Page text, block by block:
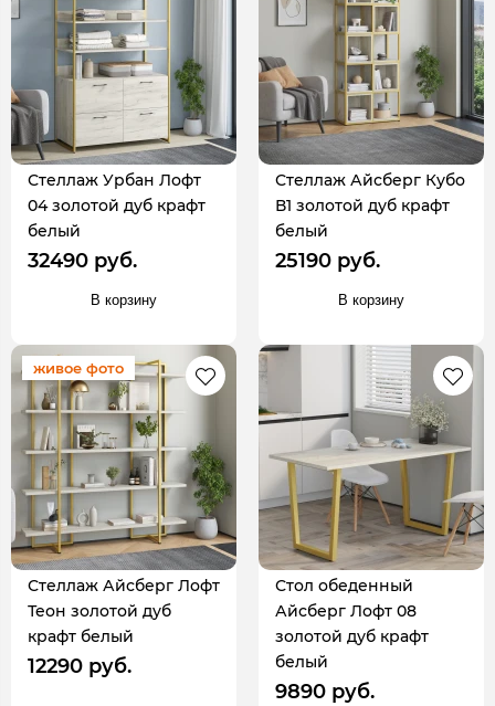
Стеллаж Урбан Лофт
04 золотой дуб крафт
белый
32490 руб.
В корзину
Стеллаж Айсберг Кубо
В1 золотой дуб крафт
белый
25190 руб.
В корзину
живое фото
Стеллаж Айсберг Лофт
Теон золотой дуб
крафт белый
12290 руб.
Стол обеденный
Айсберг Лофт 08
золотой дуб крафт
белый
9890 руб.